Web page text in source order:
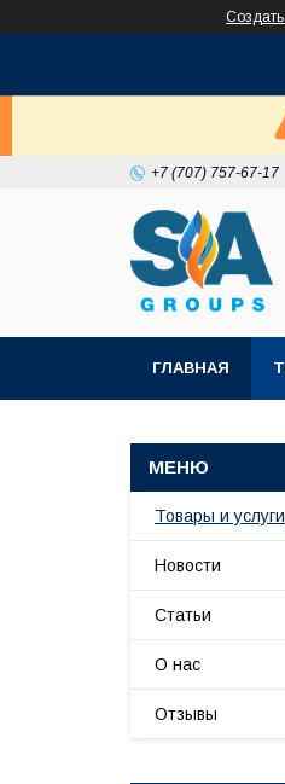
Создать
+7 (707) 757-67-17
ГЛАВНАЯ
Товары и услуги
Новости
Статьи
О нас
Отзывы